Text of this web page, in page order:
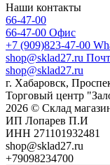
Наши контакты
66-47-00
66-47-00 Офис
+7 (909)823-47-00
shop@sklad27.ru
shop@sklad27.ru
г. Хабаровск,
Торговый центр
2026 © Склад
ИП Лопарев П.И
ИНН 271101932481
shop@sklad27.ru
+79098234700